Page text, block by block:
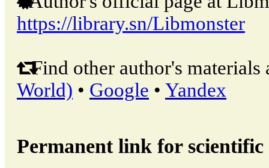
https://library.sn/Libmonster
Find other author's materials
World) • Google • Yandex
Permanent link for